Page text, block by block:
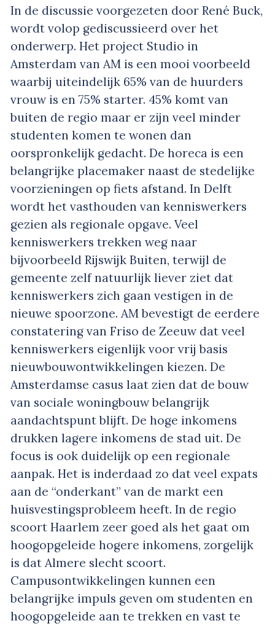
In de discussie voorgezeten door René Buck,
wordt volop gediscussieerd over het
onderwerp. Het project Studio in
Amsterdam van AM is een mooi voorbeeld
waarbij uiteindelijk 65% van de huurders
vrouw is en 75% starter. 45% komt van
buiten de regio maar er zijn veel minder
studenten komen te wonen dan
oorspronkelijk gedacht. De horeca is een
belangrijke placemaker naast de stedelijke
voorzieningen op fiets afstand. In Delft
wordt het vasthouden van kenniswerkers
gezien als regionale opgave. Veel
kenniswerkers trekken weg naar
bijvoorbeeld Rijswijk Buiten, terwijl de
gemeente zelf natuurlijk liever ziet dat
kenniswerkers zich gaan vestigen in de
nieuwe spoorzone. AM bevestigt de eerdere
constatering van Friso de Zeeuw dat veel
kenniswerkers eigenlijk voor vrij basis
nieuwbouwontwikkelingen kiezen. De
Amsterdamse casus laat zien dat de bouw
van sociale woningbouw belangrijk
aandachtspunt blijft. De hoge inkomens
drukken lagere inkomens de stad uit. De
focus is ook duidelijk op een regionale
aanpak. Het is inderdaad zo dat veel expats
aan de “onderkant” van de markt een
huisvestingsprobleem heeft. In de regio
scoort Haarlem zeer goed als het gaat om
hoogopgeleide hogere inkomens, zorgelijk
is dat Almere slecht scoort.
Campusontwikkelingen kunnen een
belangrijke impuls geven om studenten en
hoogopgeleide aan te trekken en vast te